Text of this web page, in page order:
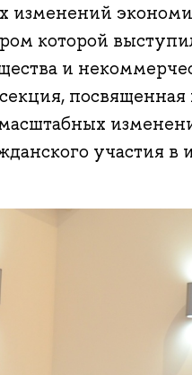
изменений
которой
и
участия в